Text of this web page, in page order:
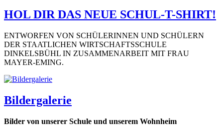
HOL DIR DAS NEUE SCHUL-T-SHIRT!
ENTWORFEN VON SCHÜLERINNEN UND SCHÜLERN
DER STAATLICHEN WIRTSCHAFTSSCHULE
DINKELSBÜHL IN ZUSAMMENARBEIT MIT FRAU
MAYER-EMING.
Bildergalerie
Bilder von unserer Schule und unserem Wohnheim